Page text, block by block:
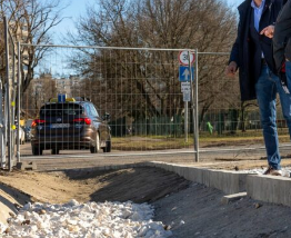
József
utcában
található
parkolót